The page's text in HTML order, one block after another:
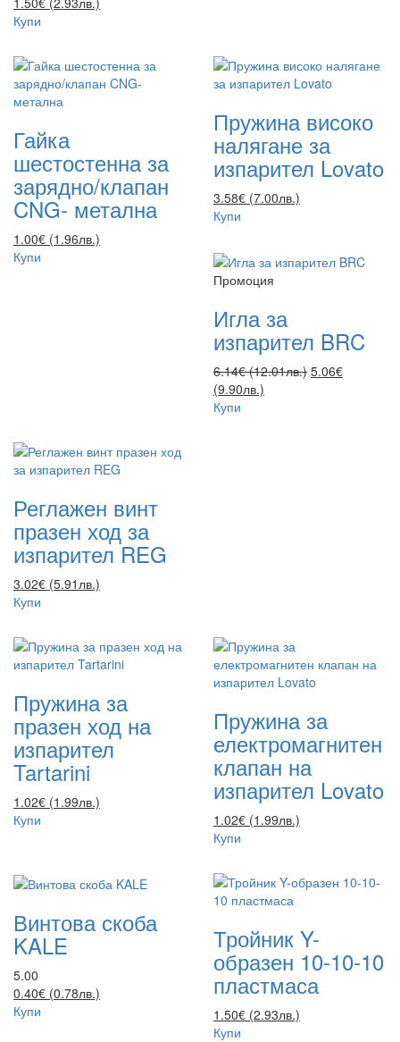
Купи
Гайка
шестостенна за
зарядно/клапан
CNG- метална
1.00€ (1.96лв.)
Купи
Пружина високо
налягане за
изпарител Lovato
3.58€ (7.00лв.)
Купи
Промоция
Игла за
изпарител BRC
6.14€ (12.01лв.) 5.06€
(9.90лв.)
Купи
Реглажен винт
празен ход за
изпарител REG
3.02€ (5.91лв.)
Купи
Пружина за
празен ход на
изпарител
Tartarini
1.02€ (1.99лв.)
Купи
Пружина за
електромагнитен
клапан на
изпарител Lovato
1.02€ (1.99лв.)
Купи
Винтова скоба
KALE
5.00
0.40€ (0.78лв.)
Купи
Тройник Y-
образен 10-10-10
пластмаса
1.50€ (2.93лв.)
Купи